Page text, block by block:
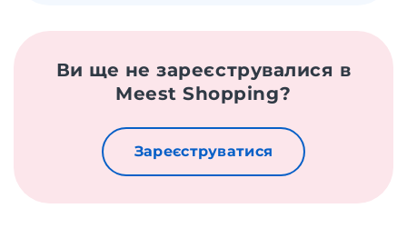
Ви ще не зареєструвалися в
Meest Shopping?
Зареєструватися